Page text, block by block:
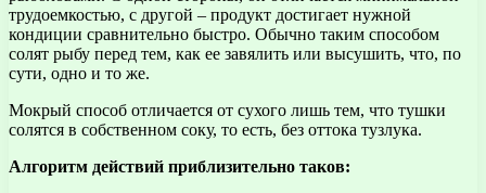
трудоемкостью, с другой – продукт достигает нужной
кондиции сравнительно быстро. Обычно таким способом
солят рыбу перед тем, как ее завялить или высушить, что, по
сути, одно и то же.
Мокрый способ отличается от сухого лишь тем, что тушки
солятся в собственном соку, то есть, без оттока тузлука.
Алгоритм действий приблизительно таков: